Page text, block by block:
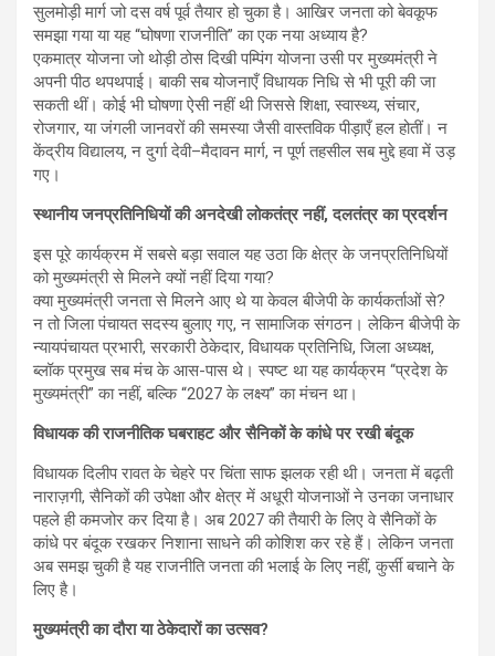
सुलमोड़ी मार्ग जो दस वर्ष पूर्व तैयार हो चुका है। आखिर जनता को बेवकूफ
समझा गया या यह “घोषणा राजनीति” का एक नया अध्याय है?
एकमात्र योजना जो थोड़ी ठोस दिखी पम्पिंग योजना उसी पर मुख्यमंत्री ने
अपनी पीठ थपथपाई। बाकी सब योजनाएँ विधायक निधि से भी पूरी की जा
सकती थीं। कोई भी घोषणा ऐसी नहीं थी जिससे शिक्षा, स्वास्थ्य, संचार,
रोजगार, या जंगली जानवरों की समस्या जैसी वास्तविक पीड़ाएँ हल होतीं। न
केंद्रीय विद्यालय, न दुर्गा देवी–मैदावन मार्ग, न पूर्ण तहसील सब मुद्दे हवा में उड़
गए।
स्थानीय जनप्रतिनिधियों की अनदेखी लोकतंत्र नहीं, दलतंत्र का प्रदर्शन
इस पूरे कार्यक्रम में सबसे बड़ा सवाल यह उठा कि क्षेत्र के जनप्रतिनिधियों
को मुख्यमंत्री से मिलने क्यों नहीं दिया गया?
क्या मुख्यमंत्री जनता से मिलने आए थे या केवल बीजेपी के कार्यकर्ताओं से?
न तो जिला पंचायत सदस्य बुलाए गए, न सामाजिक संगठन। लेकिन बीजेपी के
न्यायपंचायत प्रभारी, सरकारी ठेकेदार, विधायक प्रतिनिधि, जिला अध्यक्ष,
ब्लॉक प्रमुख सब मंच के आस-पास थे। स्पष्ट था यह कार्यक्रम “प्रदेश के
मुख्यमंत्री” का नहीं, बल्कि “2027 के लक्ष्य” का मंचन था।
विधायक की राजनीतिक घबराहट और सैनिकों के कांधे पर रखी बंदूक
विधायक दिलीप रावत के चेहरे पर चिंता साफ झलक रही थी। जनता में बढ़ती
नाराज़गी, सैनिकों की उपेक्षा और क्षेत्र में अधूरी योजनाओं ने उनका जनाधार
पहले ही कमजोर कर दिया है। अब 2027 की तैयारी के लिए वे सैनिकों के
कांधे पर बंदूक रखकर निशाना साधने की कोशिश कर रहे हैं। लेकिन जनता
अब समझ चुकी है यह राजनीति जनता की भलाई के लिए नहीं, कुर्सी बचाने के
लिए है।
मुख्यमंत्री का दौरा या ठेकेदारों का उत्सव?